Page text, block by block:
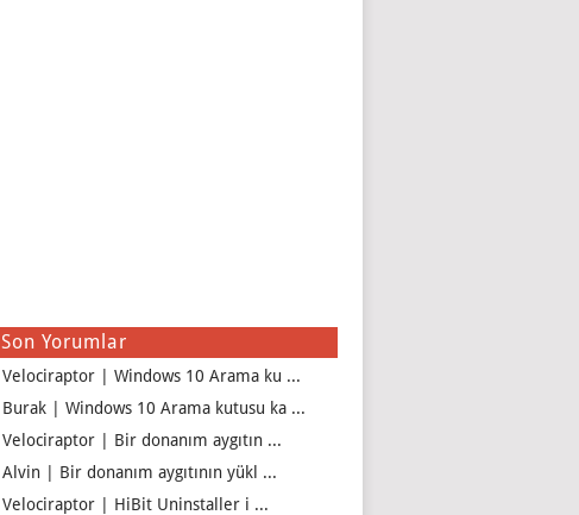
Son Yorumlar
Velociraptor | Windows 10 Arama ku ...
Burak | Windows 10 Arama kutusu ka ...
Velociraptor | Bir donanım aygıtın ...
Alvin | Bir donanım aygıtının yükl ...
Velociraptor | HiBit Uninstaller i ...